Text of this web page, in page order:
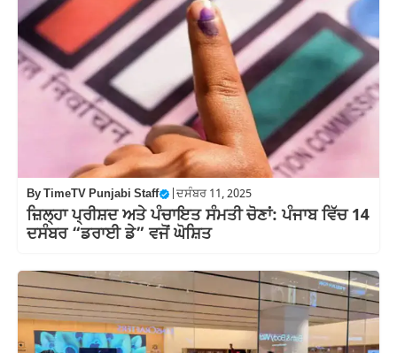
ByTimeTV Punjabi Staff ਦਸੰਬਰ 11, 2025
ਜ਼ਿਲ੍ਹਾ ਪ੍ਰੀਸ਼ਦ ਅਤੇ ਪੰਚਾਇਤ ਸੰਮਤੀ ਚੋਣਾਂ: ਪੰਜਾਬ ਵਿੱਚ 14
ਦਸੰਬਰ “ਡਰਾਈ ਡੇ” ਵਜੋਂ ਘੋਸ਼ਿਤ